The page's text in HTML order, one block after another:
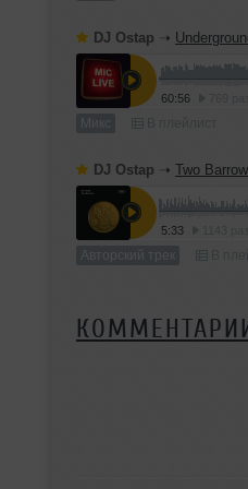
DJ Ostap ➝
60:56
Микс
DJ Ostap ➝ Two
5:33
Авторский трек